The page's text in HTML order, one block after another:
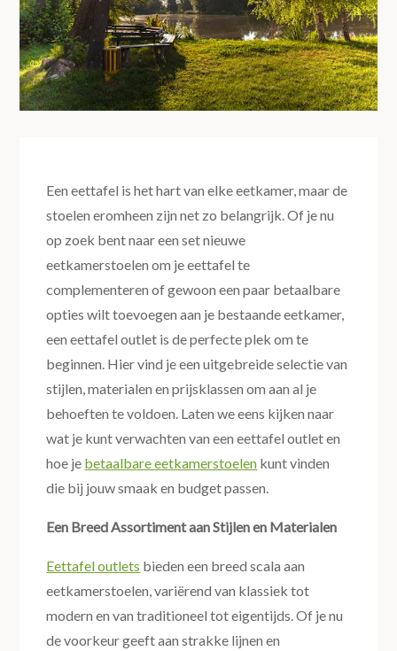
Een eettafel is het hart van elke eetkamer, maar de
stoelen eromheen zijn net zo belangrijk. Of je nu
op zoek bent naar een set nieuwe
eetkamerstoelen om je eettafel te
complementeren of gewoon een paar betaalbare
opties wilt toevoegen aan je bestaande eetkamer,
een eettafel outlet is de perfecte plek om te
beginnen. Hier vind je een uitgebreide selectie van
stijlen, materialen en prijsklassen om aan al je
behoeften te voldoen. Laten we eens kijken naar
wat je kunt verwachten van een eettafel outlet en
hoe je betaalbare eetkamerstoelen kunt vinden
die bij jouw smaak en budget passen.
Een Breed Assortiment aan Stijlen en Materialen
Eettafel outlets bieden een breed scala aan
eetkamerstoelen, variërend van klassiek tot
modern en van traditioneel tot eigentijds. Of je nu
de voorkeur geeft aan strakke lijnen en